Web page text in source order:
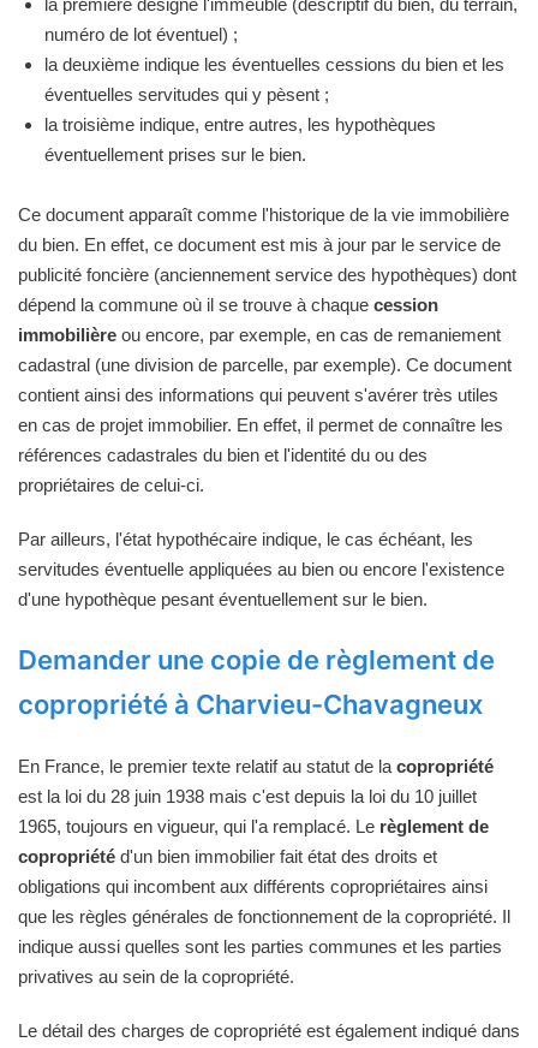
numéro de lot éventuel) ;
la deuxième indique les éventuelles cessions du bien et les
éventuelles servitudes qui y pèsent ;
la troisième indique, entre autres, les hypothèques
éventuellement prises sur le bien.
Ce document apparaît comme l'historique de la vie immobilière
du bien. En effet, ce document est mis à jour par le service de
publicité foncière (anciennement service des hypothèques) dont
dépend la commune où il se trouve à chaque cession
immobilière ou encore, par exemple, en cas de remaniement
cadastral (une division de parcelle, par exemple). Ce document
contient ainsi des informations qui peuvent s'avérer très utiles
en cas de projet immobilier. En effet, il permet de connaître les
références cadastrales du bien et l'identité du ou des
propriétaires de celui-ci.
Par ailleurs, l'état hypothécaire indique, le cas échéant, les
servitudes éventuelle appliquées au bien ou encore l'existence
d'une hypothèque pesant éventuellement sur le bien.
Demander une copie de règlement de
copropriété à Charvieu-Chavagneux
En France, le premier texte relatif au statut de la copropriété
est la loi du 28 juin 1938 mais c'est depuis la loi du 10 juillet
1965, toujours en vigueur, qui l'a remplacé. Le règlement de
copropriété d'un bien immobilier fait état des droits et
obligations qui incombent aux différents copropriétaires ainsi
que les règles générales de fonctionnement de la copropriété. Il
indique aussi quelles sont les parties communes et les parties
privatives au sein de la copropriété.
Le détail des charges de copropriété est également indiqué dans